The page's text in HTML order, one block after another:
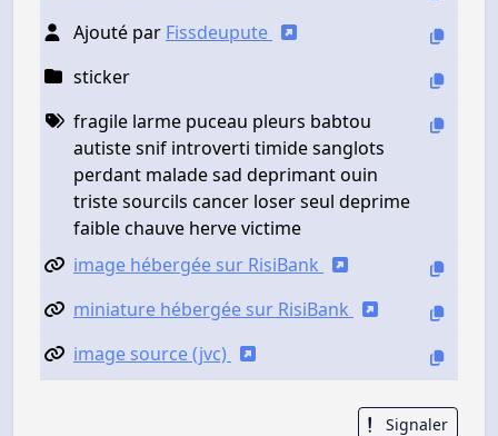
Ajouté par Fissdeupute
sticker
fragile larme puceau pleurs babtou
autiste snif introverti timide sanglots
perdant malade sad deprimant ouin
triste sourcils cancer loser seul deprime
faible chauve herve victime
image hébergée sur RisiBank
miniature hébergée sur RisiBank
image source (jvc)
Signaler